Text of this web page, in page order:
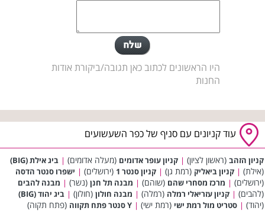
היו הראשונים לכתוב כאן תגובה/ביקורת אודות
החנות
עוד קניונים עם סניף של כפר השעשועים
קניון הזהב (ראשון לציון) | קניון עופר אדומים (מעלה אדומים) | ביג אילת (BIG)
(אילת) | קניון ביאליק (רמת גן) | קניון סנטר 1 (ירושלים) | ישפרו סנטר הדסה
(ירושלים) | מרכז מסחרי שהם (שוהם) | מבנה תל חנן (נשר) | מבנה להבים
(להבים) | קניון עזריאלי רמלה (רמלה) | מבנה חולון (חולון) | ביג יהוד (BIG)
(יהוד) | סטריט מול רמת ישי (רמת ישי) | Y סנטר פתח תקווה (פתח תקוה)